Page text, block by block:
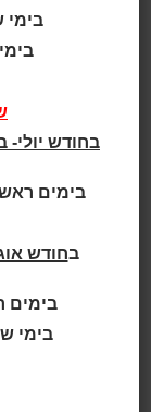
בימי
בימי
בימים ראשון,
ב
בימים
בימי שלישי: